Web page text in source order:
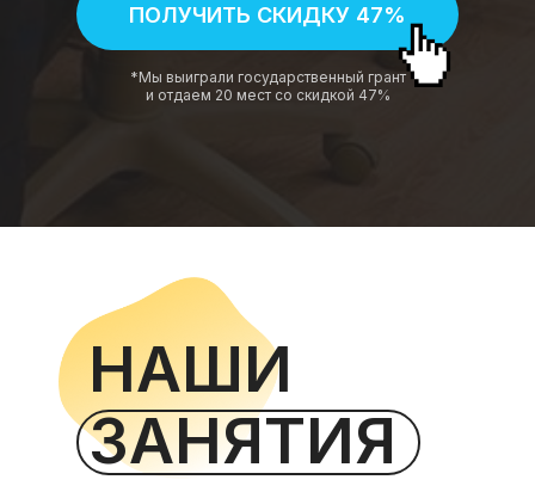
ПОЛУЧИТЬ СКИДКУ 47%
*Мы выиграли государственный грант
и отдаем 20 мест со скидкой 47%
НАШИ
ЗАНЯТИЯ